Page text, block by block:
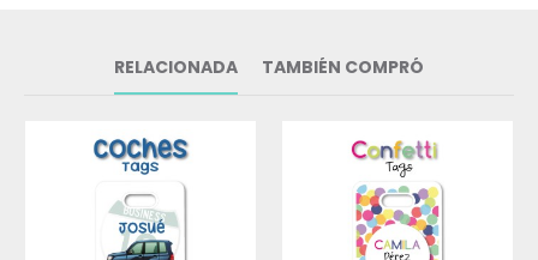
RELACIONADA TAMBIÉN COMPRÓ